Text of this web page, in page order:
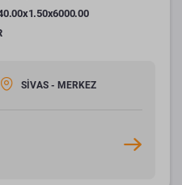
SİVAS - MERKEZ